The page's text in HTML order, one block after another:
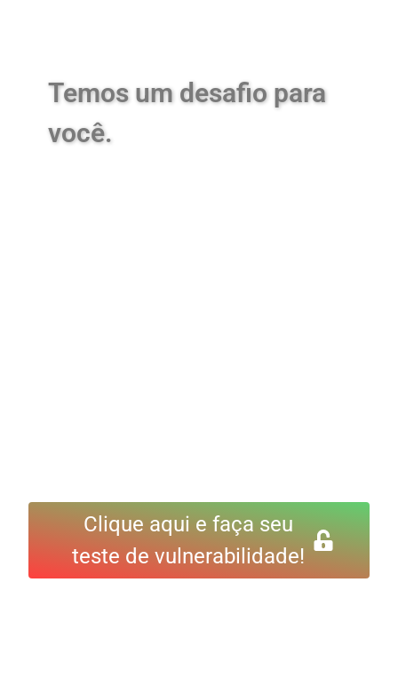
Temos um desafio para
você.
Clique aqui e faça seu
teste de vulnerabilidade!